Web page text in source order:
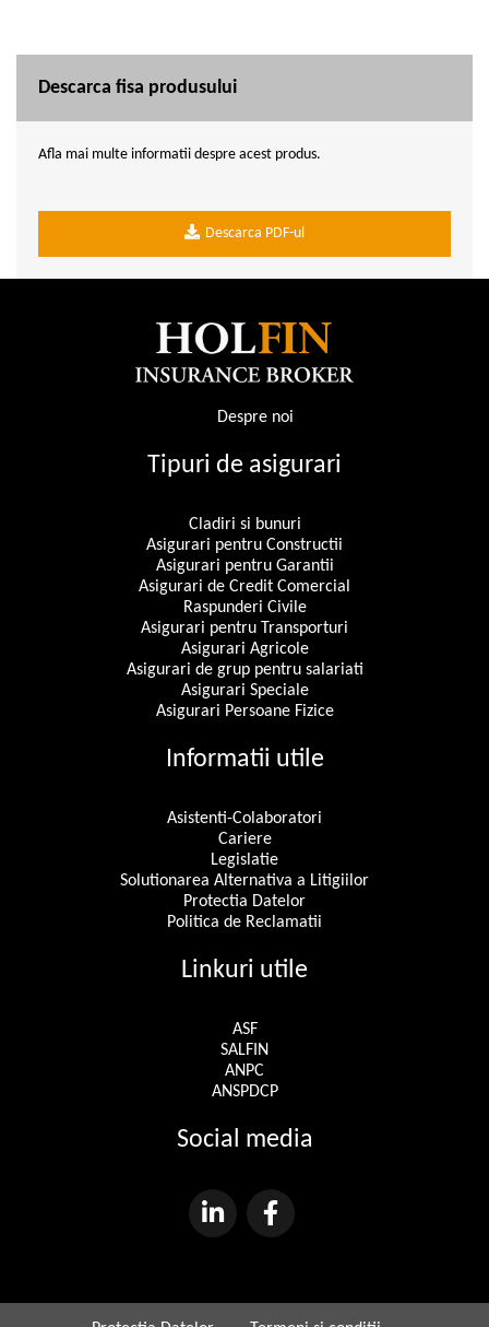
Descarca fisa produsului
Afla mai multe informatii despre acest produs.
Descarca PDF-ul
Despre noi
Tipuri de asigurari
Cladiri si bunuri
Asigurari pentru Constructii
Asigurari pentru Garantii
Asigurari de Credit Comercial
Raspunderi Civile
Asigurari pentru Transporturi
Asigurari Agricole
Asigurari de grup pentru salariati
Asigurari Speciale
Asigurari Persoane Fizice
Informatii utile
Asistenti-Colaboratori
Cariere
Legislatie
Solutionarea Alternativa a Litigiilor
Protectia Datelor
Politica de Reclamatii
Linkuri utile
ASF
SALFIN
ANPC
ANSPDCP
Social media